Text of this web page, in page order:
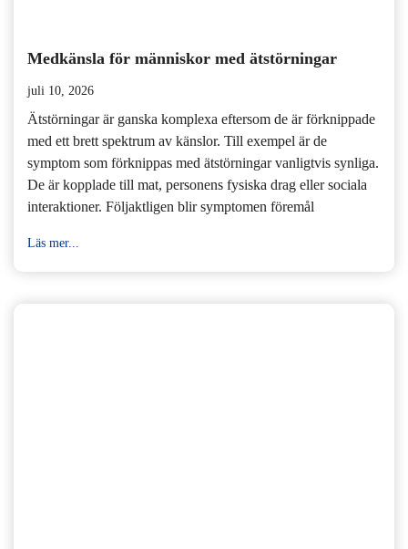
Medkänsla för människor med ätstörningar
juli 10, 2026
Ätstörningar är ganska komplexa eftersom de är förknippade
med ett brett spektrum av känslor. Till exempel är de
symptom som förknippas med ätstörningar vanligtvis synliga.
De är kopplade till mat, personens fysiska drag eller sociala
interaktioner. Följaktligen blir symptomen föremål
Läs mer...